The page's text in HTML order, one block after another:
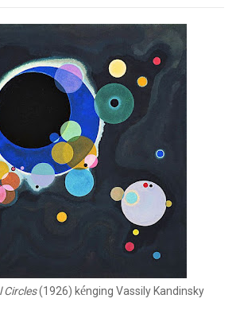
Circles(1926) kénging Vassily Kandinsky